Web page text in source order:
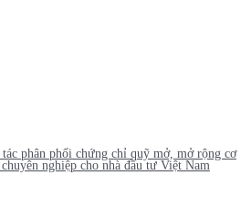
phân phối chứng chỉ quỹ mở, mở rộng cơ
nghiệp cho nhà đầu tư Việt Nam